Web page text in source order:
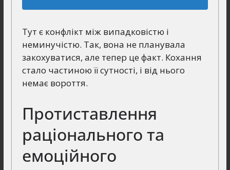
Тут є конфлікт між випадковістю і
неминучістю. Так, вона не планувала
закохуватися, але тепер це факт. Кохання
стало частиною її сутності, і від нього
немає вороття.
Протиставлення
раціонального та
емоційного